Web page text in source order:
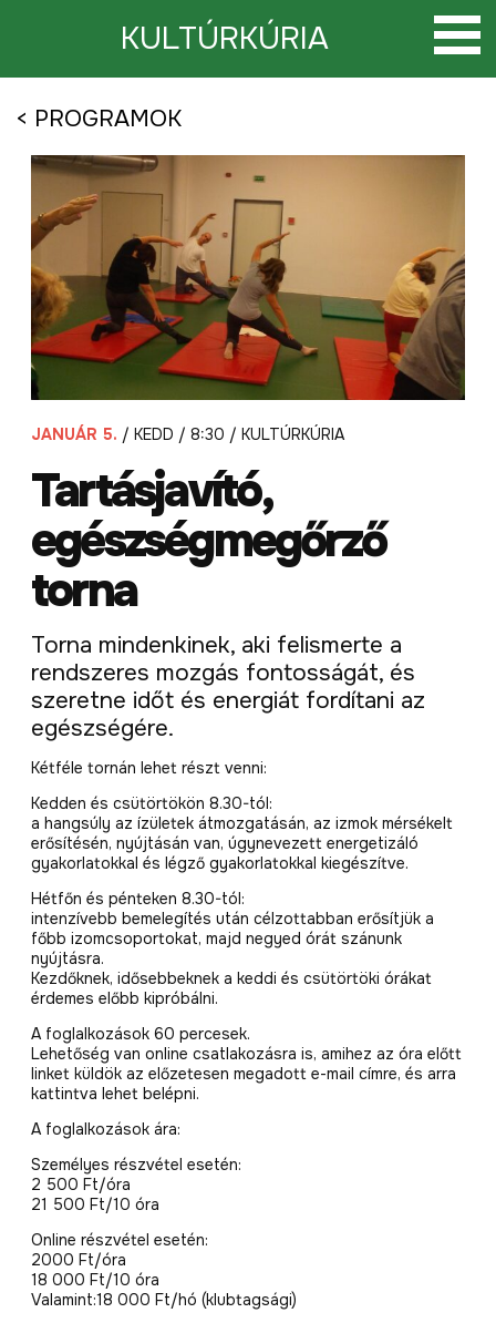
KULTÚRKÚRIA
< PROGRAMOK
JANUÁR 5. / KEDD / 8:30 / KULTÚRKÚRIA
Tartásjavító,
egészségmegőrző
torna
Torna mindenkinek, aki felismerte a
rendszeres mozgás fontosságát, és
szeretne időt és energiát fordítani az
egészségére.
Kétféle tornán lehet részt venni:
Kedden és csütörtökön 8.30-tól:
a hangsúly az ízületek átmozgatásán, az izmok mérsékelt
erősítésén, nyújtásán van, úgynevezett energetizáló
gyakorlatokkal és légző gyakorlatokkal kiegészítve.
Hétfőn és pénteken 8.30-tól:
intenzívebb bemelegítés után célzottabban erősítjük a
főbb izomcsoportokat, majd negyed órát szánunk
nyújtásra.
Kezdőknek, idősebbeknek a keddi és csütörtöki órákat
érdemes előbb kipróbálni.
A foglalkozások 60 percesek.
Lehetőség van online csatlakozásra is, amihez az óra előtt
linket küldök az előzetesen megadott e-mail címre, és arra
kattintva lehet belépni.
A foglalkozások ára:
Személyes részvétel esetén:
2 500 Ft/óra
21 500 Ft/10 óra
Online részvétel esetén:
2000 Ft/óra
18 000 Ft/10 óra
Valamint:18 000 Ft/hó (klubtagsági)